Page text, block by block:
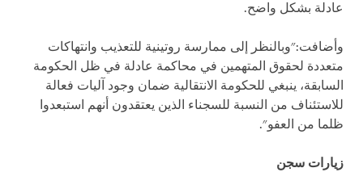
عادلة بشكل واضح.
وأضافت:"وبالنظر إلى ممارسة روتينية للتعذيب وانتهاكات
متعددة لحقوق المتهمين في محاكمة عادلة في ظل الحكومة
السابقة، ينبغي للحكومة الانتقالية ضمان وجود آليات فعالة
للاستئناف من النسبة للسجناء الذين يعتقدون أنهم استبعدوا
ظلما من العفو".
زيارات سجن